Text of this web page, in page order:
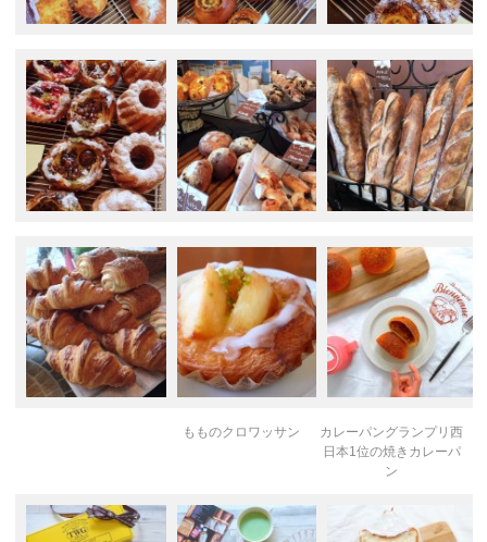
もものクロワッサン
カレーパングランプリ西
日本1位の焼きカレーパ
ン